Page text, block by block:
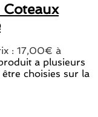
: 17,00€ à
a plusieurs
choisies sur la